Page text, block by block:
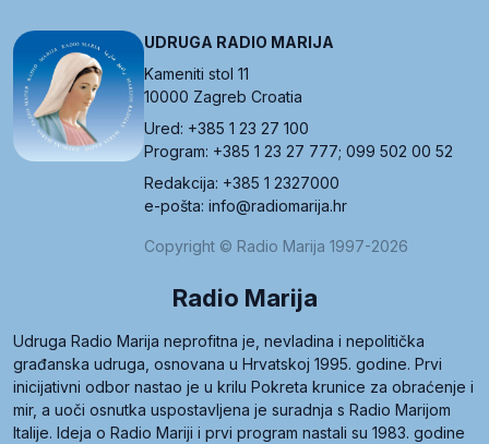
UDRUGA RADIO MARIJA
Kameniti stol 11
10000 Zagreb Croatia
Ured: +385 1 23 27 100
Program: +385 1 23 27 777; 099 502 00 52
Redakcija: +385 1 2327000
e-pošta: info@radiomarija.hr
Copyright © Radio Marija 1997-2026
Radio Marija
Udruga Radio Marija neprofitna je, nevladina i nepolitička
građanska udruga, osnovana u Hrvatskoj 1995. godine. Prvi
inicijativni odbor nastao je u krilu Pokreta krunice za obraćenje i
mir, a uoči osnutka uspostavljena je suradnja s Radio Marijom
Italije. Ideja o Radio Mariji i prvi program nastali su 1983. godine